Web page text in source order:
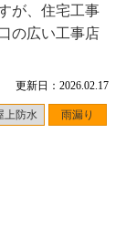
更新日：2026.02.17
上防水 雨漏り
が、住宅工事
の広い工事店